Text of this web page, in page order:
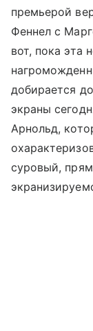
премьерой
Феннел с
вот, пока эта
добирается
экраны
Арнольд,
суровый,